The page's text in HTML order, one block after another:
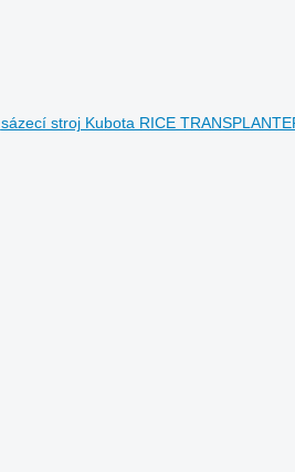
sázecí stroj Kubota RICE